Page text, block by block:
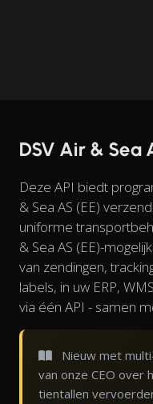
DSV Air & Sea
Deze API biedt
& Sea AS (EE)
uniforme
& Sea AS (EE)-
van zendingen,
labels, in uw ERP,
via één API - samen
Nieuw met
van onze CEO over
tientallen